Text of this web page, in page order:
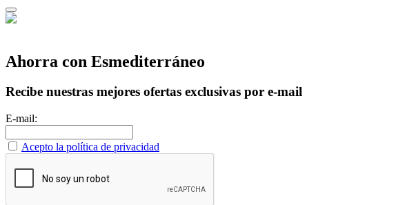
Ahorra con Esmediterráneo
Recibe nuestras mejores ofertas exclusivas por e-mail
E-mail:
Acepto la política de privacidad